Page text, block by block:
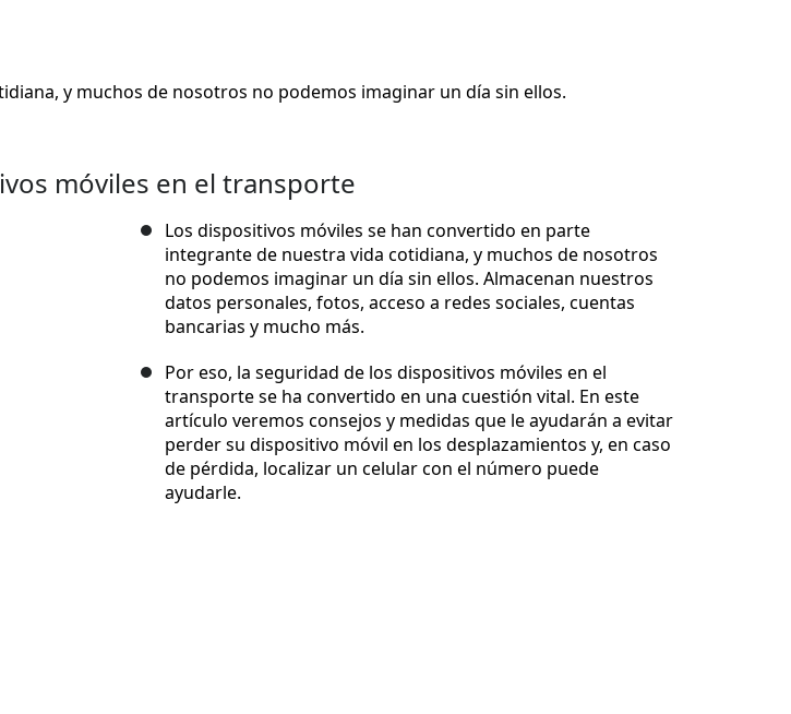
y muchos de nosotros no podemos imaginar un día sin ellos.
móviles en el transporte
Los dispositivos móviles se han convertido en parte
integrante de nuestra vida cotidiana, y muchos de nosotros
no podemos imaginar un día sin ellos. Almacenan nuestros
datos personales, fotos, acceso a redes sociales, cuentas
bancarias y mucho más.
Por eso, la seguridad de los dispositivos móviles en el
transporte se ha convertido en una cuestión vital. En este
artículo veremos consejos y medidas que le ayudarán a evitar
perder su dispositivo móvil en los desplazamientos y, en caso
de pérdida, localizar un celular con el número puede
ayudarle.